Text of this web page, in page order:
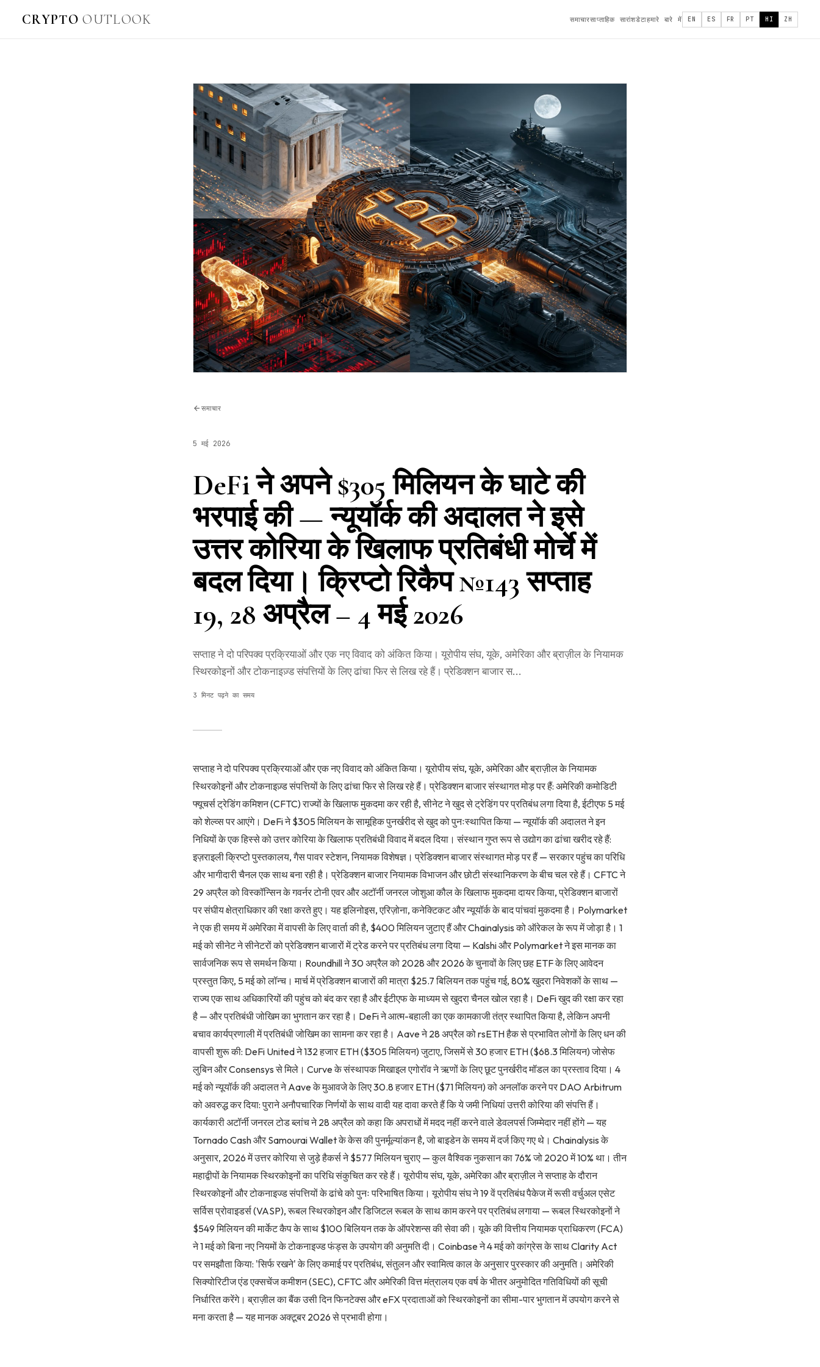
CRYPTOOUTLOOK समाचारसाप्ताहिक सारांशडेटाहमारे बारे में EN ES FR PT HI ZH
समाचार
5 मई 2026
DeFi ने अपने $305 मिलियन के घाटे की
भरपाई की — न्यूयॉर्क की अदालत ने इसे
उत्तर कोरिया के खिलाफ प्रतिबंधी मोर्चे में
बदल दिया। क्रिप्टो रिकैप №143 सप्ताह
19, 28 अप्रैल – 4 मई 2026
सप्ताह ने दो परिपक्व प्रक्रियाओं और एक नए विवाद को अंकित किया। यूरोपीय संघ, यूके, अमेरिका और ब्राज़ील के नियामक
स्थिरकोइनों और टोकनाइज़्ड संपत्तियों के लिए ढांचा फिर से लिख रहे हैं। प्रेडिक्शन बाजार स...
3 मिनट पढ़ने का समय
सप्ताह ने दो परिपक्व प्रक्रियाओं और एक नए विवाद को अंकित किया। यूरोपीय संघ, यूके, अमेरिका और ब्राज़ील के नियामक
स्थिरकोइनों और टोकनाइज़्ड संपत्तियों के लिए ढांचा फिर से लिख रहे हैं। प्रेडिक्शन बाजार संस्थागत मोड़ पर हैं: अमेरिकी कमोडिटी
फ्यूचर्स ट्रेडिंग कमिशन (CFTC) राज्यों के खिलाफ मुकदमा कर रही है, सीनेट ने खुद से ट्रेडिंग पर प्रतिबंध लगा दिया है, ईटीएफ 5 मई
को शेल्व्स पर आएंगे। DeFi ने $305 मिलियन के सामूहिक पुनर्खरीद से खुद को पुनःस्थापित किया — न्यूयॉर्क की अदालत ने इन
निधियों के एक हिस्से को उत्तर कोरिया के खिलाफ प्रतिबंधी विवाद में बदल दिया। संस्थान गुप्त रूप से उद्योग का ढांचा खरीद रहे हैं:
इज़राइली क्रिप्टो पुस्तकालय, गैस पावर स्टेशन, नियामक विशेषज्ञ। प्रेडिक्शन बाजार संस्थागत मोड़ पर हैं — सरकार पहुंच का परिधि
और भागीदारी चैनल एक साथ बना रही है। प्रेडिक्शन बाजार नियामक विभाजन और छोटी संस्थानिकरण के बीच चल रहे हैं। CFTC ने
29 अप्रैल को विस्कॉन्सिन के गवर्नर टोनी एवर और अटॉर्नी जनरल जोशुआ कौल के खिलाफ मुकदमा दायर किया, प्रेडिक्शन बाजारों
पर संघीय क्षेत्राधिकार की रक्षा करते हुए। यह इलिनोइस, एरिज़ोना, कनेक्टिकट और न्यूयॉर्क के बाद पांचवां मुकदमा है। Polymarket
ने एक ही समय में अमेरिका में वापसी के लिए वार्ता की है, $400 मिलियन जुटाए हैं और Chainalysis को ऑरेकल के रूप में जोड़ा है। 1
मई को सीनेट ने सीनेटरों को प्रेडिक्शन बाजारों में ट्रेड करने पर प्रतिबंध लगा दिया — Kalshi और Polymarket ने इस मानक का
सार्वजनिक रूप से समर्थन किया। Roundhill ने 30 अप्रैल को 2028 और 2026 के चुनावों के लिए छह ETF के लिए आवेदन
प्रस्तुत किए, 5 मई को लॉन्च। मार्च में प्रेडिक्शन बाजारों की मात्रा $25.7 बिलियन तक पहुंच गई, 80% खुदरा निवेशकों के साथ —
राज्य एक साथ अधिकारियों की पहुंच को बंद कर रहा है और ईटीएफ के माध्यम से खुदरा चैनल खोल रहा है। DeFi खुद की रक्षा कर रहा
है — और प्रतिबंधी जोखिम का भुगतान कर रहा है। DeFi ने आत्म-बहाली का एक कामकाजी तंत्र स्थापित किया है, लेकिन अपनी
बचाव कार्यप्रणाली में प्रतिबंधी जोखिम का सामना कर रहा है। Aave ने 28 अप्रैल को rsETH हैक से प्रभावित लोगों के लिए धन की
वापसी शुरू की: DeFi United ने 132 हजार ETH ($305 मिलियन) जुटाए, जिसमें से 30 हजार ETH ($68.3 मिलियन) जोसेफ
लुबिन और Consensys से मिले। Curve के संस्थापक मिखाइल एगोरॉव ने ऋणों के लिए छूट पुनर्खरीद मॉडल का प्रस्ताव दिया। 4
मई को न्यूयॉर्क की अदालत ने Aave के मुआवजे के लिए 30.8 हजार ETH ($71 मिलियन) को अनलॉक करने पर DAO Arbitrum
को अवरुद्ध कर दिया: पुराने अनौपचारिक निर्णयों के साथ वादी यह दावा करते हैं कि ये जमी निधियां उत्तरी कोरिया की संपत्ति हैं।
कार्यकारी अटॉर्नी जनरल टोड ब्लांच ने 28 अप्रैल को कहा कि अपराधों में मदद नहीं करने वाले डेवलपर्स जिम्मेदार नहीं होंगे — यह
Tornado Cash और Samourai Wallet के केस की पुनर्मूल्यांकन है, जो बाइडेन के समय में दर्ज किए गए थे। Chainalysis के
अनुसार, 2026 में उत्तर कोरिया से जुड़े हैकर्स ने $577 मिलियन चुराए — कुल वैश्विक नुकसान का 76% जो 2020 में 10% था। तीन
महाद्वीपों के नियामक स्थिरकोइनों का परिधि संकुचित कर रहे हैं। यूरोपीय संघ, यूके, अमेरिका और ब्राज़ील ने सप्ताह के दौरान
स्थिरकोइनों और टोकनाइज्ड संपत्तियों के ढांचे को पुनः परिभाषित किया। यूरोपीय संघ ने 19 वें प्रतिबंध पैकेज में रूसी वर्चुअल एसेट
सर्विस प्रोवाइडर्स (VASP), रूबल स्थिरकोइन और डिजिटल रूबल के साथ काम करने पर प्रतिबंध लगाया — रूबल स्थिरकोइनों ने
$549 मिलियन की मार्केट कैप के साथ $100 बिलियन तक के ऑपरेशन्स की सेवा की। यूके की वित्तीय नियामक प्राधिकरण (FCA)
ने 1 मई को बिना नए नियमों के टोकनाइज्ड फंड्स के उपयोग की अनुमति दी। Coinbase ने 4 मई को कांग्रेस के साथ Clarity Act
पर समझौता किया: 'सिर्फ रखने' के लिए कमाई पर प्रतिबंध, संतुलन और स्वामित्व काल के अनुसार पुरस्कार की अनुमति। अमेरिकी
सिक्योरिटीज एंड एक्सचेंज कमीशन (SEC), CFTC और अमेरिकी वित्त मंत्रालय एक वर्ष के भीतर अनुमोदित गतिविधियों की सूची
निर्धारित करेंगे। ब्राज़ील का बैंक उसी दिन फिनटेक्स और eFX प्रदाताओं को स्थिरकोइनों का सीमा-पार भुगतान में उपयोग करने से
मना करता है — यह मानक अक्टूबर 2026 से प्रभावी होगा।